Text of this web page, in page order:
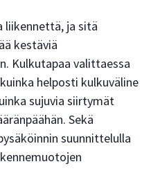
liikennettä, ja sitä
kestäviä
Kulkutapaa valittaessa
helposti kulkuväline
sujuvia siirtymät
Sekä
suunnittelulla